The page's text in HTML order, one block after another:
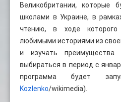
Великобритании, которые
школами в Украине, в
чтению, в ходе
любимыми историями из
и изучать
выбираться в период с
программа будет
Kozlenko/wikimedia).